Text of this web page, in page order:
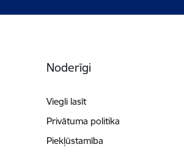
Noderīgi
Viegli lasīt
Privātuma politika
Piekļūstamība